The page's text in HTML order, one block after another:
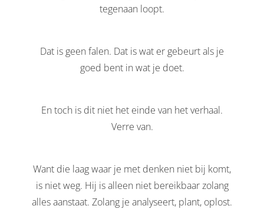
tegenaan loopt.
Dat is geen falen. Dat is wat er gebeurt als je
goed bent in wat je doet.
En toch is dit niet het einde van het verhaal.
Verre van.
Want die laag waar je met denken niet bij komt,
is niet weg. Hij is alleen niet bereikbaar zolang
alles aanstaat. Zolang je analyseert, plant, oplost.